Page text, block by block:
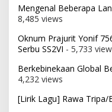
Mengenal Beberapa
8,485 views
Oknum Prajurit Yonif
Serbu SS2VI - 5,733
Berkebinekaan Global
4,232 views
[Lirik Lagu] Rawa Tripa/